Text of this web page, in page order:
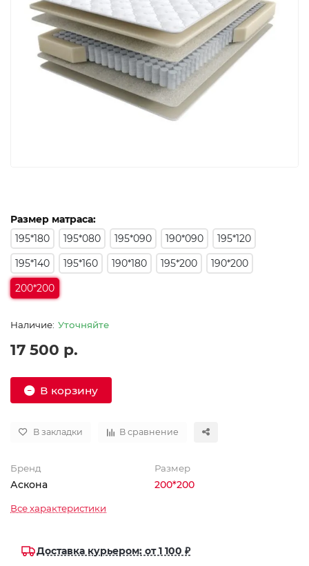
Размер матраса:
195*180
195*080 195*090 190*090
195*120
195*140
195*160 190*180 195*200
190*200
200*200
Уточняйте
17 500 р.
В корзину
В закладки В сравнение
Бренд
Аскона
Размер
200*200
Все характеристики
Доставка курьером: от 1 100 ₽